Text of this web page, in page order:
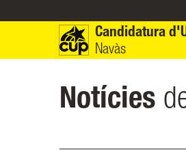
Candidatura
Navàs
Notícies